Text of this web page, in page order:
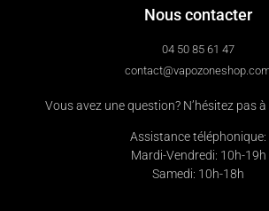
Nous contacter
04 50 85 61 47
Vous avez une question? N’hésitez pas
Assistance téléphonique:
Mardi-Vendredi: 10h-19h
Samedi: 10h-18h